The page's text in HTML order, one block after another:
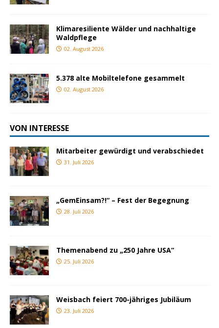
Klimaresiliente Wälder und nachhaltige
Waldpflege
02. August 2026
5.378 alte Mobiltelefone gesammelt
02. August 2026
VON INTERESSE
Mitarbeiter gewürdigt und verabschiedet
31. Juli 2026
„GemEinsam?!“ – Fest der Begegnung
28. Juli 2026
Themenabend zu „250 Jahre USA“
25. Juli 2026
Weisbach feiert 700-jähriges Jubiläum
23. Juli 2026